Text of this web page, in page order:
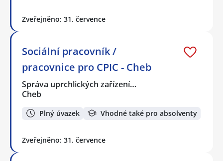
Zveřejněno: 31. července
Sociální pracovník /
pracovnice pro CPIC - Cheb
Správa uprchlických zařízení…
Cheb
Plný úvazek Vhodné také pro absolventy
Zveřejněno: 31. července